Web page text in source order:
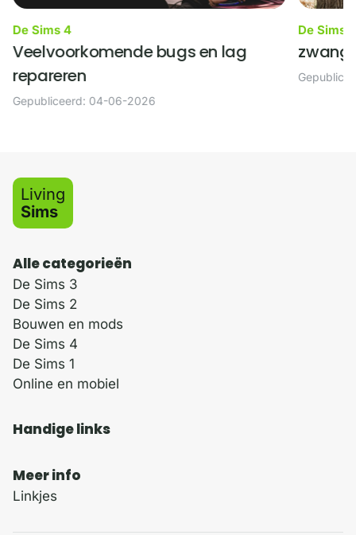
De Sims 4
Veelvoorkomende bugs en lag
repareren
Gepubliceerd: 04-06-2026
De Sims
Living
Sims
Alle categorieën
De Sims 3
De Sims 2
Bouwen en mods
De Sims 4
De Sims 1
Online en mobiel
Handige links
Meer info
Linkjes